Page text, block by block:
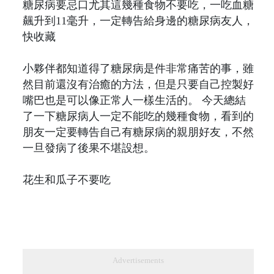
糖尿病要忌口尤其這幾種食物不要吃，一吃血糖
飆升到11毫升，一定轉告給身邊的糖尿病友人，
快收藏
小夥伴都知道得了糖尿病是件非常痛苦的事，雖
然目前還沒有治癒的方法，但是只要自己控製好
嘴巴也是可以像正常人一樣生活的。 今天總結
了一下糖尿病人一定不能吃的幾種食物，看到的
朋友一定要轉告自己有糖尿病的親朋好友，不然
一旦發病了後果不堪設想。
花生和瓜子不要吃
Advertisements